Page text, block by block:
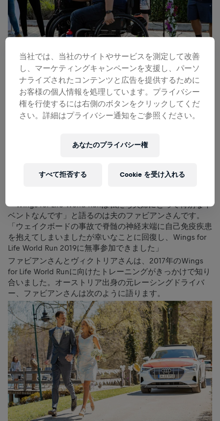
2019年5月5日に世界各地で同時開催された6回目のWings
for Life World Runは、3組のカップルが新生活の始まりを
祝う愛に満ちたイベントになりました。
新婚のファビアン・ラウダさんとヴィクトリア・ラウダさ
んが夫婦として初参加したWings for Life World Run 2019
「Wings for Life World Runは私たち夫婦にとって特別なイ
ベントなんです」と語るのは夫のファビアンさんです。
「ウェイクボードの事故で脊髄の神経末端に自己免疫疾患
を抱えてしまいましたが幸いなことに回復し、Wings for
Life World Run 2019に無事参加できました」
ファビアンさんとヴィクトリアさんは、2017年のWings
for Life World Runに向けたトレーニングがきっかけで知り
合いました。オーストリア出身の元レーシングドライバ
ー、ファビアンさんは次のように語ります。
当社では、当社のサイトやサービスを測定して改善
し、マーケティングキャンペーンを支援し、パーソ
ナライズされたコンテンツと広告を提供するために
お客様の個人情報を処理しています。プライバシー
権を行使するには右側のボタンをクリックしてくだ
さい。詳細はプライバシー通知をご参照ください。
あなたのプライバシー権
すべて拒否する Cookie を受け入れる